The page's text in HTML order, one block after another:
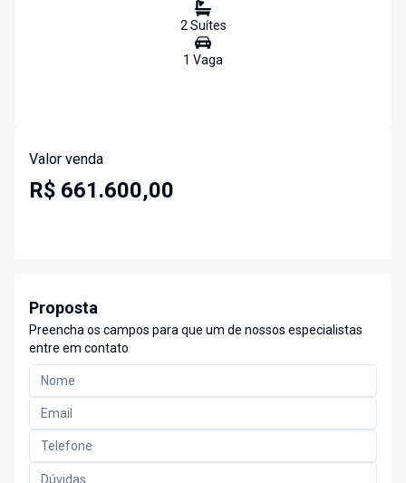
2Suítes
1 Vaga
Valor venda
R$ 661.600,00
Proposta
Preencha os campos para que um de nossos especialistas
entre em contato